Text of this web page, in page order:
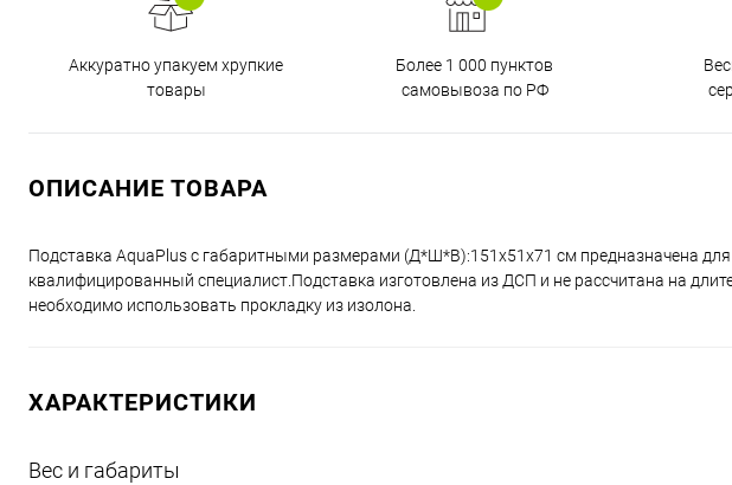
Аккуратно упакуем хрупкие
товары
Более 1 000 пунктов
самовывоза по РФ
ОПИСАНИЕ ТОВАРА
Подставка AquaPlus с габаритными размерами (Д*Ш*В):151x51x71 см предназначена
квалифицированный специалист.Подставка изготовлена из ДСП и не рассчитана на
необходимо использовать прокладку из изолона.
ХАРАКТЕРИСТИКИ
Вес и габариты